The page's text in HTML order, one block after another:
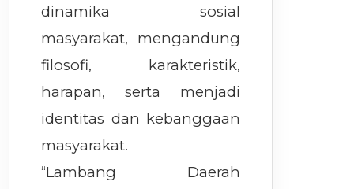
dinamika sosial
masyarakat, mengandung
filosofi, karakteristik,
harapan, serta menjadi
identitas dan kebanggaan
masyarakat.
“Lambang Daerah